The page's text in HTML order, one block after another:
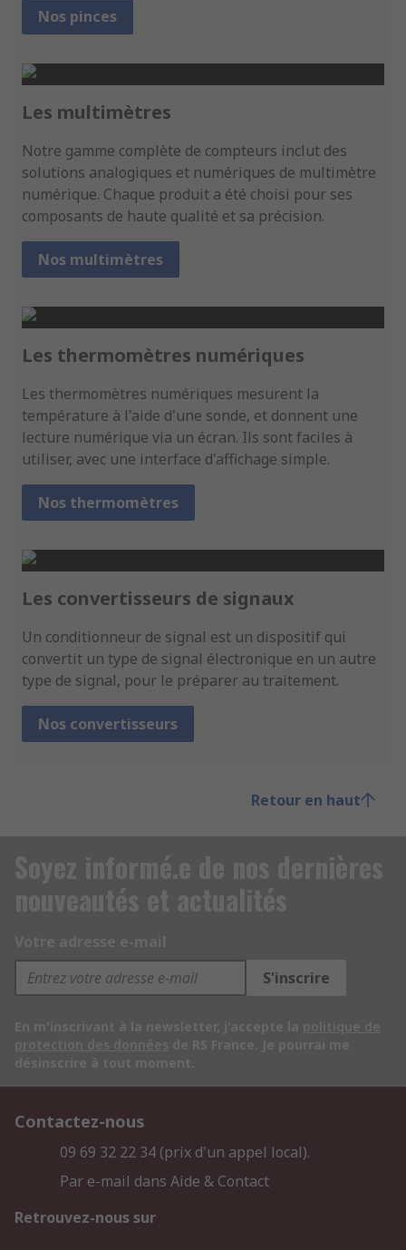
Nos pinces
Les multimètres
Notre gamme complète de compteurs inclut des
solutions analogiques et numériques de multimètre
numérique. Chaque produit a été choisi pour ses
composants de haute qualité et sa précision.
Nos multimètres
Les thermomètres numériques
Les thermomètres numériques mesurent la
température à l'aide d'une sonde, et donnent une
lecture numérique via un écran. Ils sont faciles à
utiliser, avec une interface d'affichage simple.
Nos thermomètres
Les convertisseurs de signaux
Un conditionneur de signal est un dispositif qui
convertit un type de signal électronique en un autre
type de signal, pour le préparer au traitement.
Nos convertisseurs
Retour en haut
S'inscrire
Contactez-nous
09 69 32 22 34 (prix d'un appel local).
Par e-mail dans Aide & Contact
Retrouvez-nous sur